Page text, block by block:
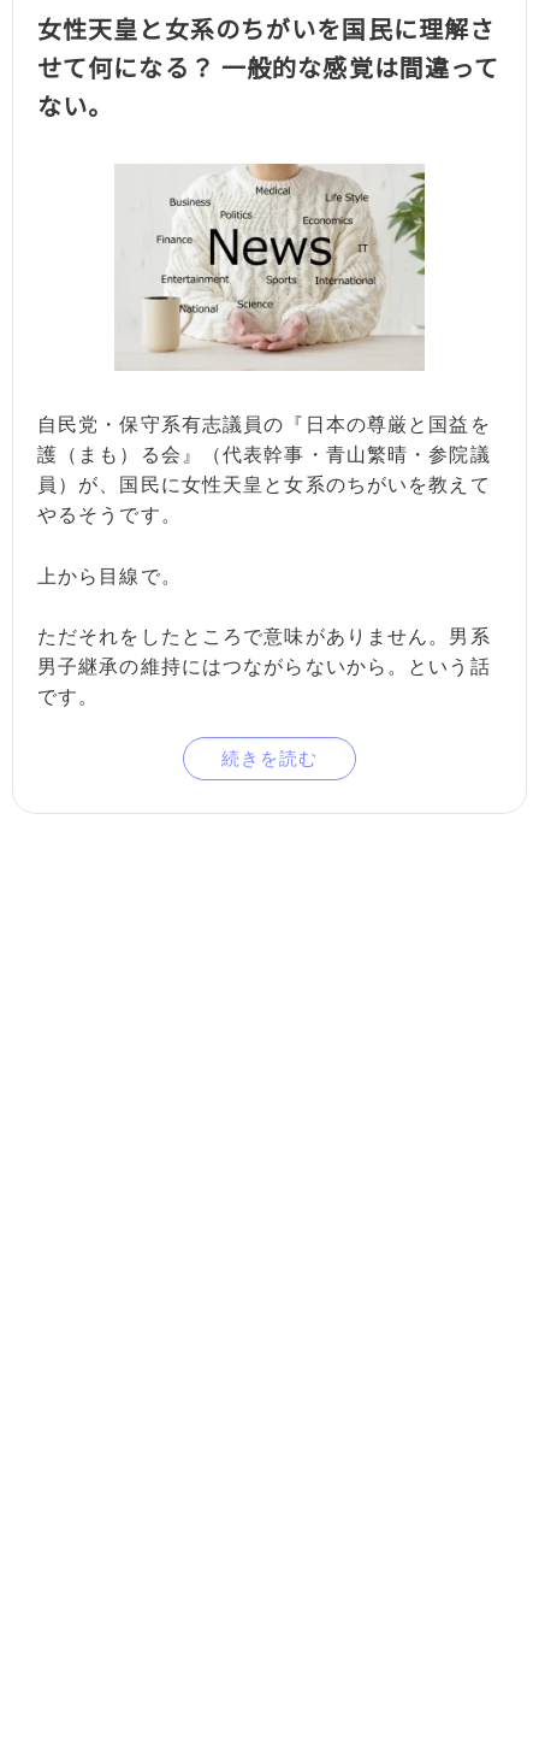
女性天皇と女系のちがいを国民に理解さ
せて何になる？ 一般的な感覚は間違って
ない。
自民党・保守系有志議員の『日本の尊厳と国益を
護（まも）る会』（代表幹事・青山繁晴・参院議
員）が、国民に女性天皇と女系のちがいを教えて
やるそうです。
上から目線で。
ただそれをしたところで意味がありません。男系
男子継承の維持にはつながらないから。という話
です。
続きを読む